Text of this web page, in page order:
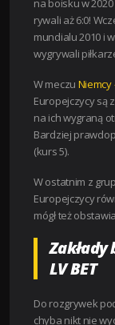
na boisku w
rywali aż 6:0!
mundialu 2010 i
wygrywali
W meczu Niemcy
Europejczycy są
na ich wygraną
Bardziej
(kurs 5).
W ostatnim z
Europejczycy
mógł też
LV BET
Do rozgrywek
chyba nikt nie